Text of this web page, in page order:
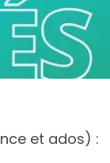
et ados) :